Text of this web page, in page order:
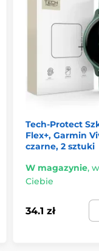
– grubsza
i
pęcherzyków.
szkło
użycie np.
Tech-Protect
Flex+, Garmin
czarne, 2 sztuki
W magazynie,
Ciebie
34.1 zł